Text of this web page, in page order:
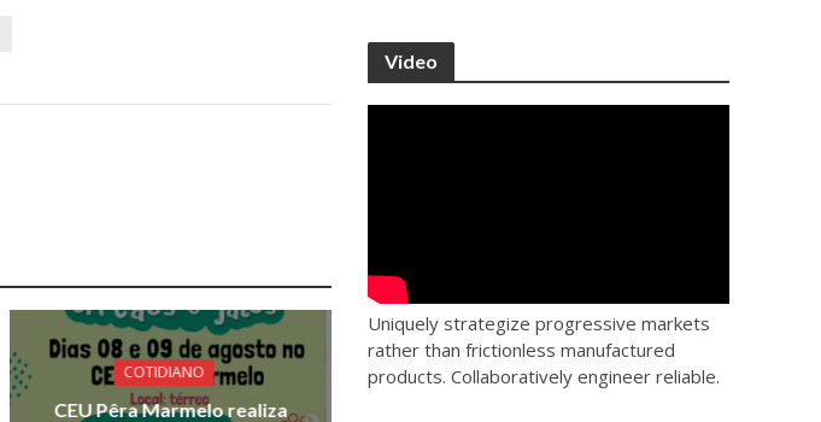
COTIDIANO
CEU Pêra Marmelo realiza
Video
Uniquely strategize progressive markets
rather than frictionless manufactured
products. Collaboratively engineer reliable.